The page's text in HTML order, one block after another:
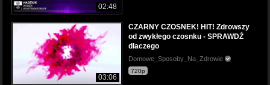
02:48
03:06
CZARNY CZOSNEK! HIT! Zdrowszy
od zwykłego czosnku - SPRAWDŹ
dlaczego
Domowe_Sposoby_Na_Zdrowie
720p